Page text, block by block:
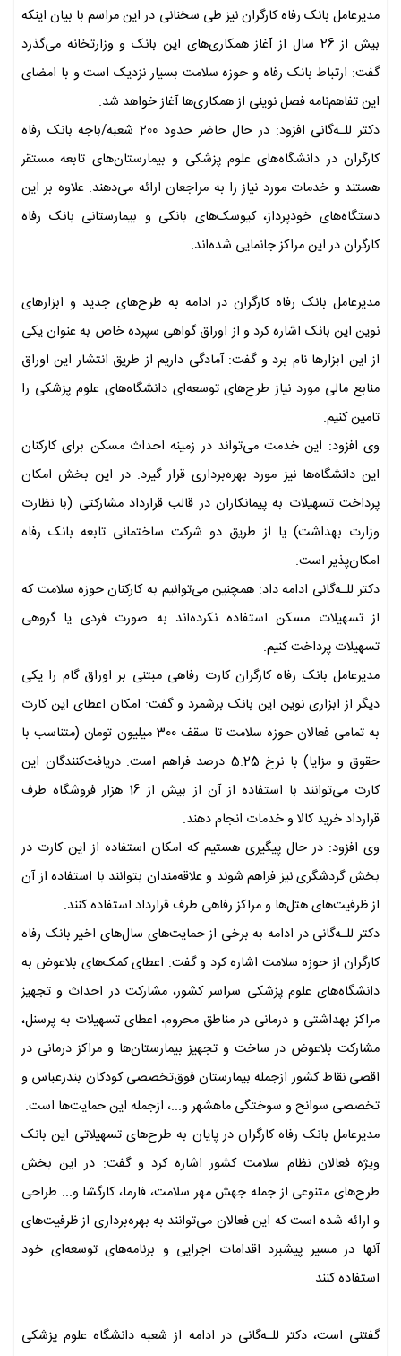
مدیرعامل بانک رفاه کارگران نیز طی سخنانی در این مراسم با بیان اینکه
بیش از 26 سال از آغاز همکاری‌های این بانک و وزارتخانه می‌گذرد
گفت: ارتباط بانک رفاه و حوزه سلامت بسیار نزدیک است و با امضای
این تفاهم‌نامه فصل نوینی از همکاری‌ها آغاز خواهد شد.
دکتر للـه‌گانی افزود: در حال حاضر حدود 200 شعبه/باجه بانک رفاه
کارگران در دانشگاه‌های علوم پزشکی و بیمارستان‌های تابعه مستقر
هستند و خدمات مورد نیاز را به مراجعان ارائه می‌دهند. علاوه بر این
دستگاه‌های خودپرداز، کیوسک‌های بانکی و بیمارستانی بانک رفاه
کارگران در این مراکز جانمایی شده‌اند.
مدیرعامل بانک رفاه کارگران در ادامه به طرح‌های جدید و ابزارهای
نوین این بانک اشاره کرد و از اوراق گواهی سپرده خاص به عنوان یکی
از این ابزارها نام برد و گفت: آمادگی داریم از طریق انتشار این اوراق
منابع مالی مورد نیاز طرح‌های توسعه‌ای دانشگاه‌های علوم پزشکی را
تامین کنیم.
وی افزود: این خدمت می‌تواند در زمینه احداث مسکن برای کارکنان
این دانشگاه‌ها نیز مورد بهره‌برداری قرار گیرد. در این بخش امکان
پرداخت تسهیلات به پیمانکاران در قالب قرارداد مشارکتی (با نظارت
وزارت بهداشت) یا از طریق دو شرکت ساختمانی تابعه بانک رفاه
امکان‌پذیر است.
دکتر للـه‌گانی ادامه داد: همچنین می‌توانیم به کارکنان حوزه سلامت که
از تسهیلات مسکن استفاده نکرده‌اند به صورت فردی یا گروهی
تسهیلات پرداخت کنیم.
مدیرعامل بانک رفاه کارگران کارت رفاهی مبتنی بر اوراق گام را یکی
دیگر از ابزاری نوین این بانک برشمرد و گفت: امکان اعطای این کارت
به تمامی فعالان حوزه سلامت تا سقف 300 میلیون تومان (متناسب با
حقوق و مزایا) با نرخ 5.25 درصد فراهم است. دریافت‌کنندگان این
کارت می‌توانند با استفاده از آن از بیش از 16 هزار فروشگاه طرف
قرارداد خرید کالا و خدمات انجام دهند.
وی افزود: در حال پیگیری هستیم که امکان استفاده از این کارت در
بخش گردشگری نیز فراهم شوند و علاقه‌مندان بتوانند با استفاده از آن
از ظرفیت‌های هتل‌ها و مراکز رفاهی طرف قرارداد استفاده کنند.
دکتر للـه‌گانی در ادامه به برخی از حمایت‌های سال‌های اخیر بانک رفاه
کارگران از حوزه سلامت اشاره کرد و گفت: اعطای کمک‌های بلاعوض به
دانشگاه‌های علوم پزشکی سراسر کشور، مشارکت در احداث و تجهیز
مراکز بهداشتی و درمانی در مناطق محروم، اعطای تسهیلات به پرسنل،
مشارکت بلاعوض در ساخت و تجهیز بیمارستان‌ها و مراکز درمانی در
اقصی نقاط کشور ازجمله بیمارستان فوق‌تخصصی کودکان بندرعباس و
تخصصی سوانح و سوختگی ماهشهر و...، ازجمله این حمایت‌ها است.
مدیرعامل بانک رفاه کارگران در پایان به طرح‌های تسهیلاتی این بانک
ویژه فعالان نظام سلامت کشور اشاره کرد و گفت: در این بخش
طرح‌های متنوعی از جمله جهش مهر سلامت، فارما، کارگشا و... طراحی
و ارائه شده است که این فعالان می‌توانند به بهره‌برداری از ظرفیت‌های
آنها در مسیر پیشبرد اقدامات اجرایی و برنامه‌های توسعه‌ای خود
استفاده کنند.
گفتنی است، دکتر للـه‌گانی در ادامه از شعبه دانشگاه علوم پزشکی